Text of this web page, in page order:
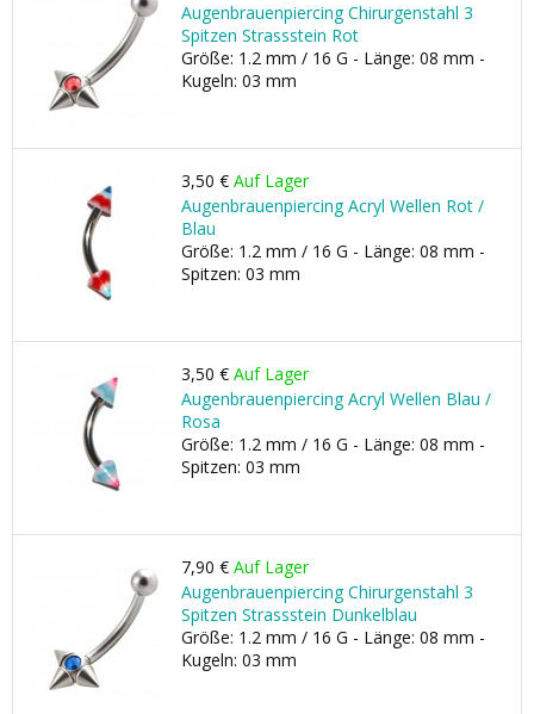
Augenbrauenpiercing Chirurgenstahl 3
Spitzen Strassstein Rot
Größe: 1.2 mm / 16 G - Länge: 08 mm -
Kugeln: 03 mm
3,50 € Auf Lager
Augenbrauenpiercing Acryl Wellen Rot /
Blau
Größe: 1.2 mm / 16 G - Länge: 08 mm -
Spitzen: 03 mm
3,50 € Auf Lager
Augenbrauenpiercing Acryl Wellen Blau /
Rosa
Größe: 1.2 mm / 16 G - Länge: 08 mm -
Spitzen: 03 mm
7,90 € Auf Lager
Augenbrauenpiercing Chirurgenstahl 3
Spitzen Strassstein Dunkelblau
Größe: 1.2 mm / 16 G - Länge: 08 mm -
Kugeln: 03 mm